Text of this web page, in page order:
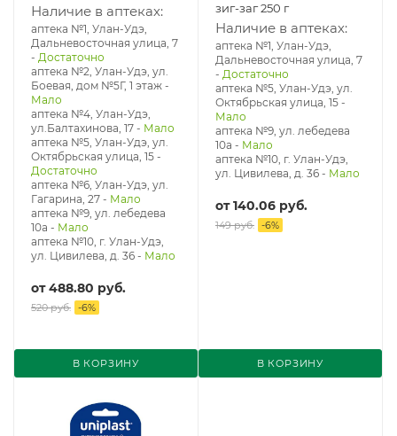
Наличие в аптеках:
аптека №1, Улан-Удэ,
Дальневосточная улица, 7
- Достаточно
аптека №2, Улан-Удэ, ул.
Боевая, дом №5Г, 1 этаж -
Мало
аптека №4, Улан-Удэ,
ул.Балтахинова, 17 - Мало
аптека №5, Улан-Удэ, ул. ​
Октябрьская улица, 15 -
Достаточно
аптека №6, Улан-Удэ, ул.
Гагарина, 27 - Мало
аптека №9, ул. лебедева
10а - Мало
аптека №10, г. Улан-Удэ,
ул. Цивилева, д. 36 - Мало
от488.80 руб.
520 руб. -6%
В КОРЗИНУ
зиг-заг 250 г
Наличие в аптеках:
аптека №1, Улан-Удэ,
Дальневосточная улица, 7
- Достаточно
аптека №5, Улан-Удэ, ул. ​
Октябрьская улица, 15 -
Мало
аптека №9, ул. лебедева
10а - Мало
аптека №10, г. Улан-Удэ,
ул. Цивилева, д. 36 - Мало
от140.06 руб.
149 руб. -6%
В КОРЗИНУ